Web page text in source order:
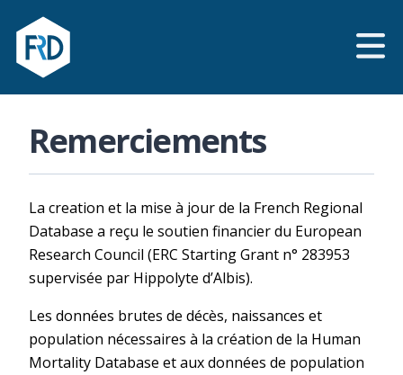
Remerciements
La creation et la mise à jour de la French Regional
Database a reçu le soutien financier du European
Research Council (ERC Starting Grant n° 283953
supervisée par Hippolyte d’Albis).
Les données brutes de décès, naissances et
population nécessaires à la création de la Human
Mortality Database et aux données de population